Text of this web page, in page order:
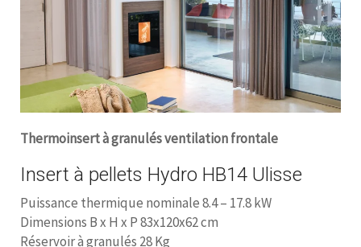
Thermoinsert à granulés ventilation frontale
Insert à pellets Hydro HB14 Ulisse
Puissance thermique nominale 8.4 – 17.8 kW
Dimensions B x H x P 83x120x62 cm
Réservoir à granulés 28 Kg